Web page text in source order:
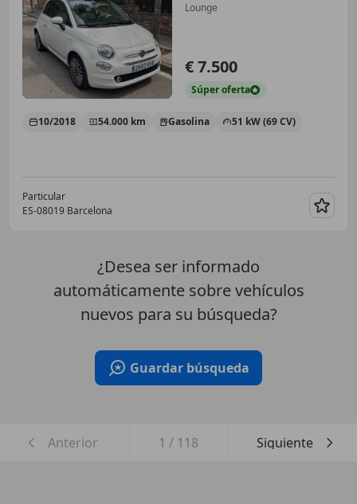
Lounge
€ 7.500
Súperoferta
10/2018 54.000 km Gasolina 51 kW (69 CV)
Particular
ES-08019 Barcelona
¿Desea ser informado
automáticamente sobre vehículos
nuevos para su búsqueda?
Guardar búsqueda
Anterior 1 / 118 Siguiente